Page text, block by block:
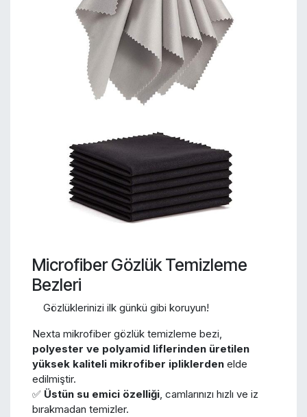
Microfiber Gözlük Temizleme
Bezleri
Gözlüklerinizi ilk günkü gibi koruyun!
Nexta mikrofiber gözlük temizleme bezi,
polyester ve polyamid liflerinden üretilen
yüksek kaliteli mikrofiber ipliklerden elde
edilmiştir.
✅ Üstün su emici özelliği, camlarınızı hızlı ve iz
bırakmadan temizler.